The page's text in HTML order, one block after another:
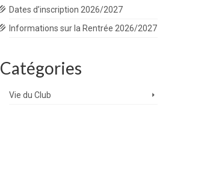
Dates d’inscription 2026/2027
Informations sur la Rentrée 2026/2027
Catégories
Vie du Club